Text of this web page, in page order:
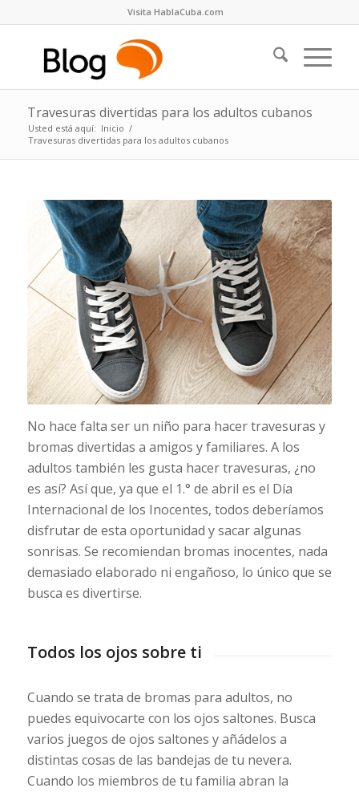
Visita HablaCuba.com
Travesuras divertidas para los adultos cubanos
Usted está aquí: Inicio /
Travesuras divertidas para los adultos cubanos
No hace falta ser un niño para hacer travesuras y
bromas divertidas a amigos y familiares. A los
adultos también les gusta hacer travesuras, ¿no
es así? Así que, ya que el 1.° de abril es el Día
Internacional de los Inocentes, todos deberíamos
disfrutar de esta oportunidad y sacar algunas
sonrisas. Se recomiendan bromas inocentes, nada
demasiado elaborado ni engañoso, lo único que se
busca es divertirse.
Todos los ojos sobre ti
Cuando se trata de bromas para adultos, no
puedes equivocarte con los ojos saltones. Busca
varios juegos de ojos saltones y añádelos a
distintas cosas de las bandejas de tu nevera.
Cuando los miembros de tu familia abran la